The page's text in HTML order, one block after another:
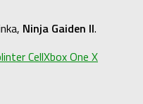
Ninja Gaiden II.
CellXbox One X